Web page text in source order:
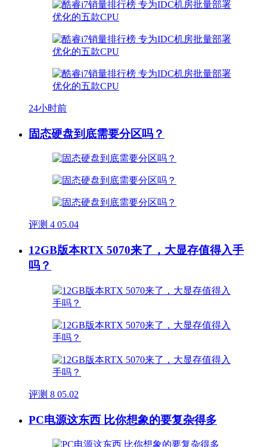
24小时前
固态硬盘到底需要分区吗？
评测 4 05.04
12GB版本RTX 5070来了，大显存值得入手
吗？
评测 8 05.02
PC电源这东西 比你想象的要复杂得多